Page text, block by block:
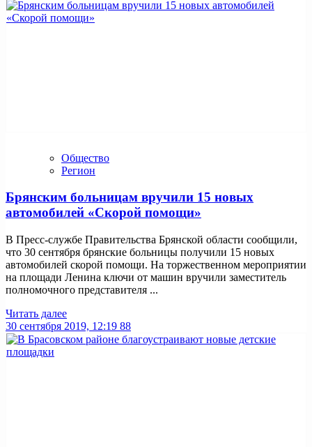
Общество
Регион
Брянским больницам вручили 15 новых
автомобилей «Скорой помощи»
В Пресс-службе Правительства Брянской области сообщили,
что 30 сентября брянские больницы получили 15 новых
автомобилей скорой помощи. На торжественном мероприятии
на площади Ленина ключи от машин вручили заместитель
полномочного представителя ...
Читать далее
30 сентября 2019, 12:19 88